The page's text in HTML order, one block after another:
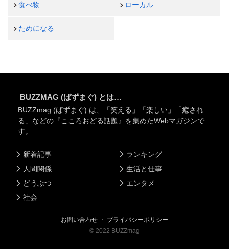
食べ物 ローカル
ためになる
BUZZMAG (ばずまぐ) とは…
BUZZmag (ばずまぐ) は、「笑える」「楽しい」「癒され
る」などの『こころおどる話題』を集めたWebマガジンで
す。
新着記事
人間関係
どうぶつ
社会
ランキング
生活と仕事
エンタメ
お問い合わせ ・ プライバシーポリシー
© 2022 BUZZmag